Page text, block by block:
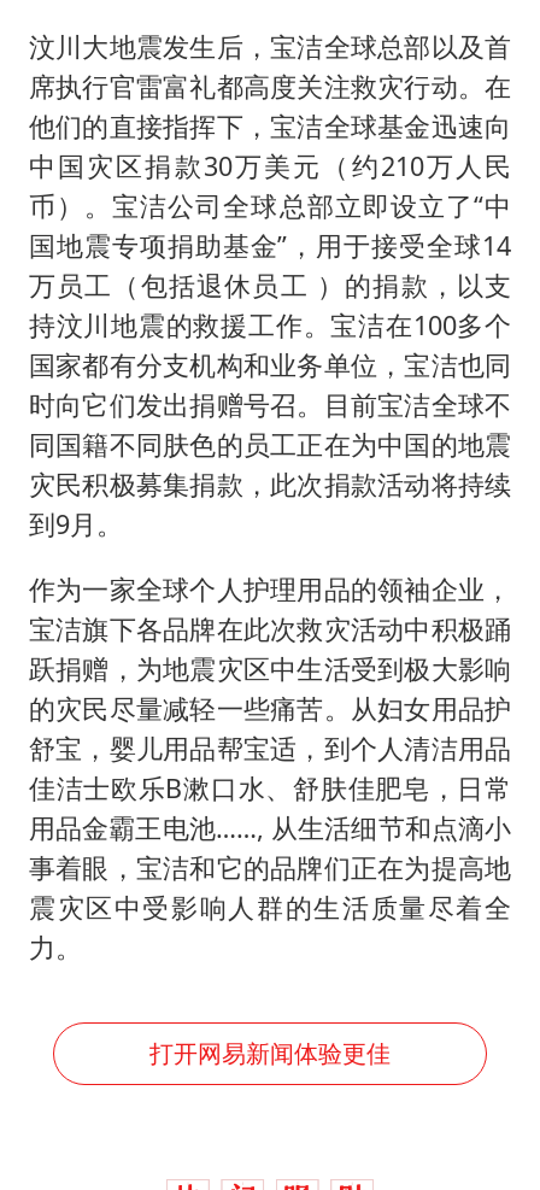
汶川大地震发生后，宝洁全球总部以及首
席执行官雷富礼都高度关注救灾行动。在
他们的直接指挥下，宝洁全球基金迅速向
中国灾区捐款30万美元（约210万人民
币）。宝洁公司全球总部立即设立了“中
国地震专项捐助基金”，用于接受全球14
万员工（包括退休员工 ）的捐款，以支
持汶川地震的救援工作。宝洁在100多个
国家都有分支机构和业务单位，宝洁也同
时向它们发出捐赠号召。目前宝洁全球不
同国籍不同肤色的员工正在为中国的地震
灾民积极募集捐款，此次捐款活动将持续
到9月。
作为一家全球个人护理用品的领袖企业，
宝洁旗下各品牌在此次救灾活动中积极踊
跃捐赠，为地震灾区中生活受到极大影响
的灾民尽量减轻一些痛苦。从妇女用品护
舒宝，婴儿用品帮宝适，到个人清洁用品
佳洁士欧乐B漱口水、舒肤佳肥皂，日常
用品金霸王电池……, 从生活细节和点滴小
事着眼，宝洁和它的品牌们正在为提高地
震灾区中受影响人群的生活质量尽着全
力。
打开网易新闻体验更佳